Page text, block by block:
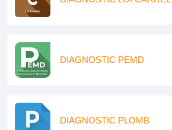
DIAGNOSTIC PEMD
DIAGNOSTIC PLOMB